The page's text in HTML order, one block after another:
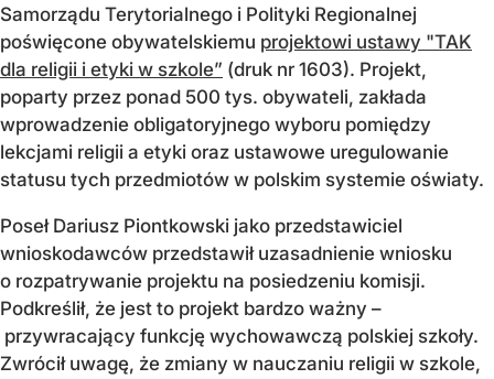
Samorządu Terytorialnego i Polityki Regionalnej
poświęcone obywatelskiemu projektowi ustawy "TAK
dla religii i etyki w szkole” (druk nr 1603). Projekt,
poparty przez ponad 500 tys. obywateli, zakłada
wprowadzenie obligatoryjnego wyboru pomiędzy
lekcjami religii a etyki oraz ustawowe uregulowanie
statusu tych przedmiotów w polskim systemie oświaty.
Poseł Dariusz Piontkowski jako przedstawiciel
wnioskodawców przedstawił uzasadnienie wniosku
o rozpatrywanie projektu na posiedzeniu komisji.
Podkreślił, że jest to projekt bardzo ważny –
przywracający funkcję wychowawczą polskiej szkoły.
Zwrócił uwagę, że zmiany w nauczaniu religii w szkole,